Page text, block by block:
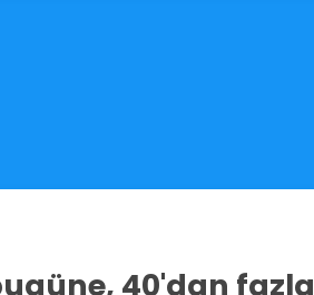
40'dan fazla